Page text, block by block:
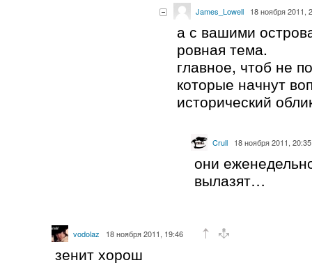
James_Lowell 18 ноября 2011,
а с вашими
ровная тема.
главное, чтоб не
которые начнут
исторический
Crull 18 ноября 2011, 20:35
они
вылазят…
vodolaz 18 ноября 2011, 19:46
зенит хорош